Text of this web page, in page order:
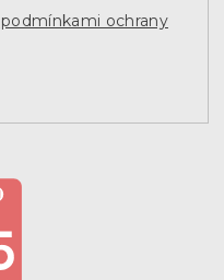
podmínkami ochrany